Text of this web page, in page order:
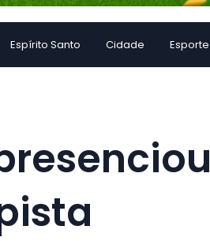
Espírito Santo Cidade Esporte